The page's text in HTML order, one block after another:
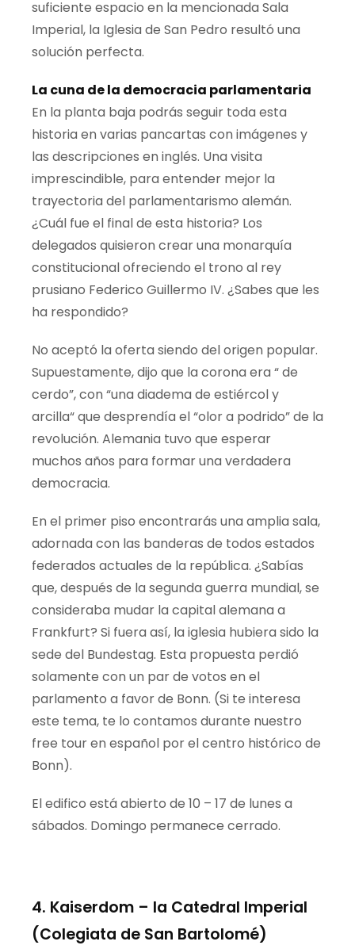
suficiente espacio en la mencionada Sala
Imperial, la Iglesia de San Pedro resultó una
solución perfecta.
La cuna de la democracia parlamentaria
En la planta baja podrás seguir toda esta
historia en varias pancartas con imágenes y
las descripciones en inglés. Una visita
imprescindible, para entender mejor la
trayectoria del parlamentarismo alemán.
¿Cuál fue el final de esta historia? Los
delegados quisieron crear una monarquía
constitucional ofreciendo el trono al rey
prusiano Federico Guillermo IV. ¿Sabes que les
ha respondido?
No aceptó la oferta siendo del origen popular.
Supuestamente, dijo que la corona era “ de
cerdo”, con “una diadema de estiércol y
arcilla“que desprendía el “olor a podrido” de la
revolución. Alemania tuvo que esperar
muchos años para formar una verdadera
democracia.
En el primer piso encontrarás una amplia sala,
adornada con las banderas de todos estados
federados actuales de la república. ¿Sabías
que, después de la segunda guerra mundial, se
consideraba mudar la capital alemana a
Frankfurt? Si fuera así, la iglesia hubiera sido la
sede del Bundestag. Esta propuesta perdió
solamente con un par de votos en el
parlamento a favor de Bonn. (Si te interesa
este tema, te lo contamos durante nuestro
free tour en español por el centro histórico de
Bonn).
Eledifico está abierto de 10 – 17 de lunes a
sábados. Domingo permanece cerrado.
4. Kaiserdom – la Catedral Imperial
(Colegiata de San Bartolomé)